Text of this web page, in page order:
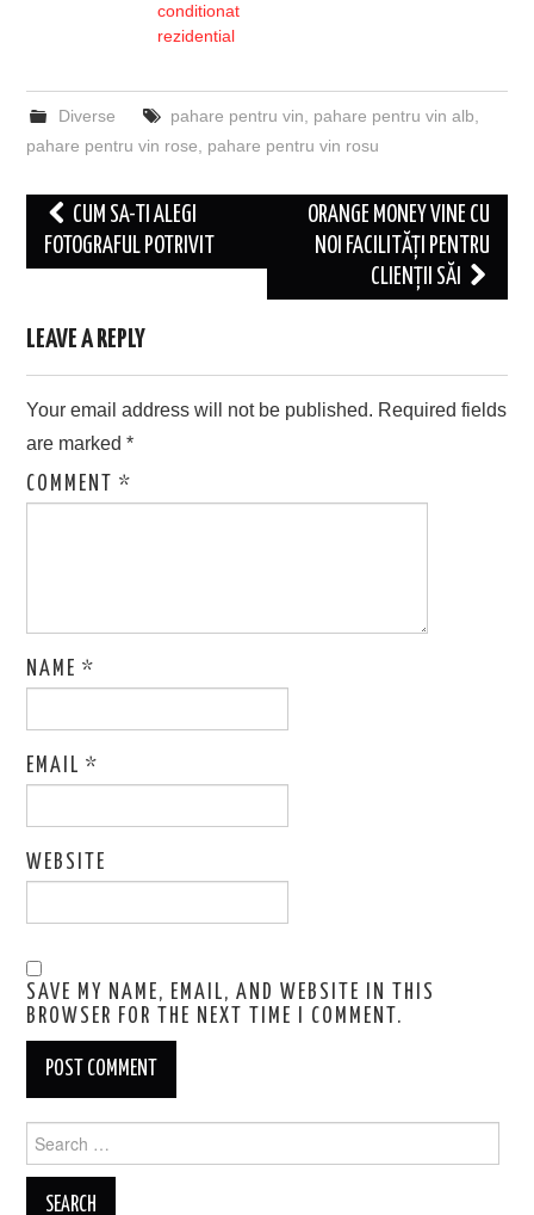
conditionat
rezidential
Diverse pahare pentru vin, pahare pentru vin alb,
pahare pentru vin rose, pahare pentru vin rosu
Post
navigation
CUM SA-TI ALEGI
FOTOGRAFUL POTRIVIT
ORANGE MONEY VINE CU
NOI FACILITĂȚI PENTRU
CLIENȚII SĂI
LEAVE A REPLY
Your email address will not be published. Required fields
are marked*
COMMENT*
NAME*
EMAIL*
WEBSITE
SAVE MY NAME, EMAIL, AND WEBSITE IN THIS
BROWSER FOR THE NEXT TIME I COMMENT.
Search
for: